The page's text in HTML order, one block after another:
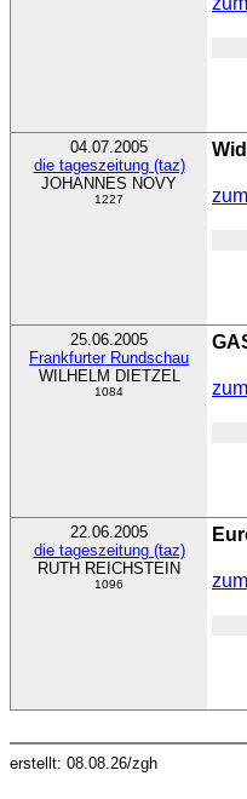
04.07.2005
die tageszeitung (taz)
JOHANNES NOVY
1227
25.06.2005
Frankfurter Rundschau
WILHELM DIETZEL
1084
22.06.2005
die tageszeitung (taz)
RUTH REICHSTEIN
1096
erstellt: 08.08.26/zgh